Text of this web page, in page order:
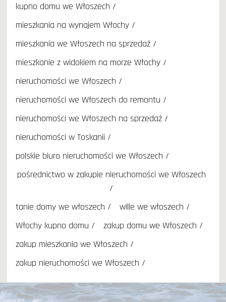
kupno domu we Włoszech
mieszkania na wynajem Włochy
mieszkania we Włoszech na sprzedaż
mieszkanie z widokiem na morze Włochy
nieruchomości we Włoszech
nieruchomości we Włoszech do remontu
nieruchomości we Włoszech na sprzedaż
nieruchomości w Toskanii
polskie biuro nieruchomości we Włoszech
pośrednictwo w zakupie nieruchomości we Włoszech
tanie domy we włoszech
wille we włoszech
Włochy kupno domu
zakup domu we Włoszech
zakup mieszkania we Włoszech
zakup nieruchomości we Włoszech